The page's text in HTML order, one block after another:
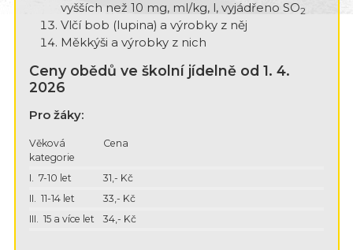
vyšších než 10 mg, ml/kg, l, vyjádřeno SO2
Vlčí bob (lupina) a výrobky z něj
Měkkýši a výrobky z nich
Ceny obědů ve školní jídelně od 1. 4.
2026
Pro žáky:
Věková
kategorie
Cena
I. 7-10 let
31,- Kč
II. 11-14 let
33,- Kč
III. 15 a více let
34,- Kč